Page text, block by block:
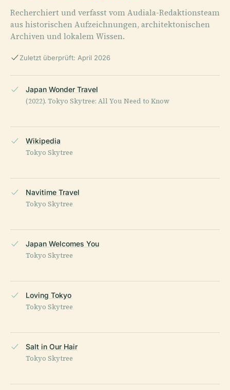
Recherchiert und verfasst vom Audiala-Redaktionsteam
aus historischen Aufzeichnungen, architektonischen
Archiven und lokalem Wissen.
Zuletzt überprüft: April 2026
Japan Wonder Travel
(2022). Tokyo Skytree: All You Need to Know
Wikipedia
Tokyo Skytree
Navitime Travel
Tokyo Skytree
Japan Welcomes You
Tokyo Skytree
Loving Tokyo
Tokyo Skytree
Salt in Our Hair
Tokyo Skytree